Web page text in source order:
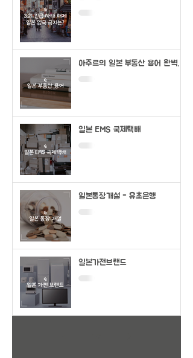
아주르의 일본 부동산 용어 완벽정
일본 EMS 국제택배
일본통장개설 - 유초은행
일본가전브랜드